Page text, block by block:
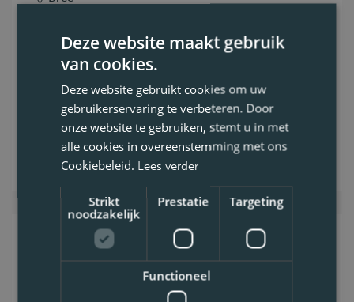
Code 95
Bekijk vacature
Chauffeur C
perskraakwagen Regio
Deze website maakt gebruik
van cookies.
Deze website gebruikt cookies om uw
gebruikerservaring te verbeteren. Door
onze website te gebruiken, stemt u in met
alle cookies in overeenstemming met ons
Cookiebeleid. Lees verder
Strikt
noodzakelijk
Prestatie Targeting
Functioneel